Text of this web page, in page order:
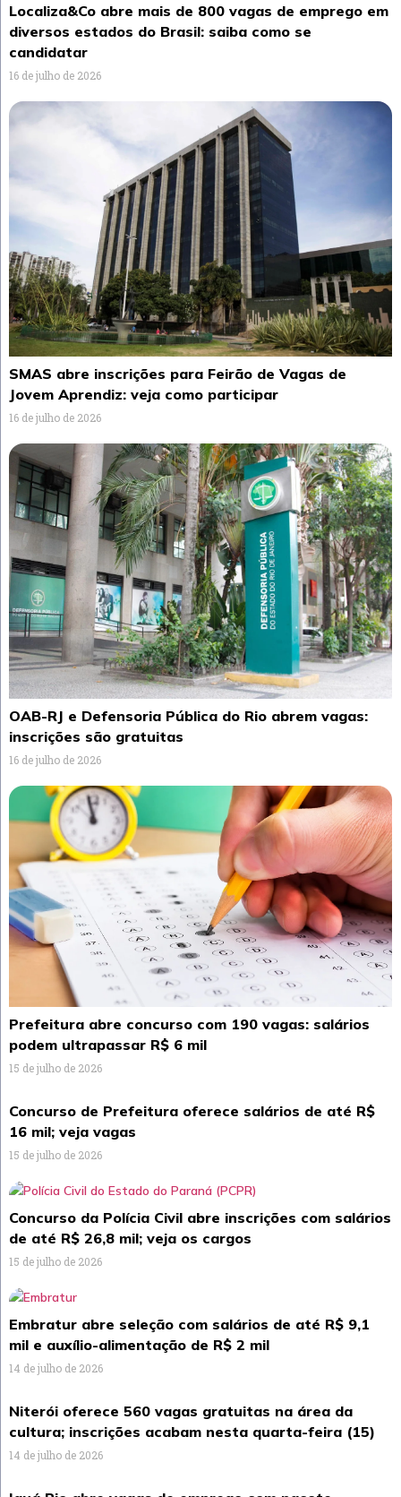
Localiza&Co abre mais de 800 vagas de emprego em
diversos estados do Brasil: saiba como se
candidatar
16 de julho de 2026
SMAS abre inscrições para Feirão de Vagas de
Jovem Aprendiz: veja como participar
16 de julho de 2026
OAB-RJ e Defensoria Pública do Rio abrem vagas:
inscrições são gratuitas
16 de julho de 2026
Prefeitura abre concurso com 190 vagas: salários
podem ultrapassar R$ 6 mil
15 de julho de 2026
Concurso de Prefeitura oferece salários de até R$
16 mil; veja vagas
15 de julho de 2026
Concurso da Polícia Civil abre inscrições com salários
de até R$ 26,8 mil; veja os cargos
15 de julho de 2026
Embratur abre seleção com salários de até R$ 9,1
mil e auxílio-alimentação de R$ 2 mil
14 de julho de 2026
Niterói oferece 560 vagas gratuitas na área da
cultura; inscrições acabam nesta quarta-feira (15)
14 de julho de 2026